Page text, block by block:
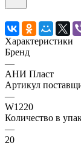
Характеристики
Бренд
—
АНИ Пласт
Артикул
—
W1220
Количество в
—
20